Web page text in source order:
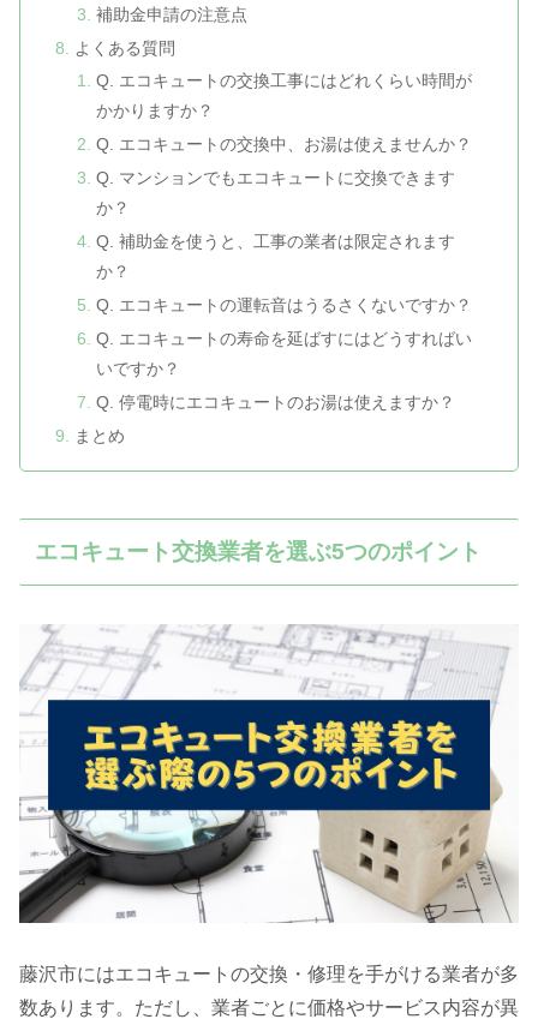
補助金申請の注意点
よくある質問
Q. エコキュートの交換工事にはどれくらい時間が
かかりますか？
Q. エコキュートの交換中、お湯は使えませんか？
Q. マンションでもエコキュートに交換できます
か？
Q. 補助金を使うと、工事の業者は限定されます
か？
Q. エコキュートの運転音はうるさくないですか？
Q. エコキュートの寿命を延ばすにはどうすればい
いですか？
Q. 停電時にエコキュートのお湯は使えますか？
まとめ
エコキュート交換業者を選ぶ5つのポイント
藤沢市にはエコキュートの交換・修理を手がける業者が多
数あります。ただし、業者ごとに価格やサービス内容が異